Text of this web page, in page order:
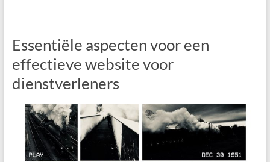
Essentiële aspecten voor een
effectieve website voor
dienstverleners